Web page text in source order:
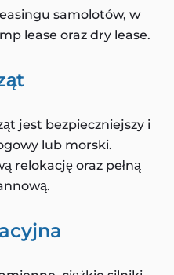
samolotów, w
lease oraz dry lease.
jest bezpieczniejszy i
lub morski.
relokację oraz pełną